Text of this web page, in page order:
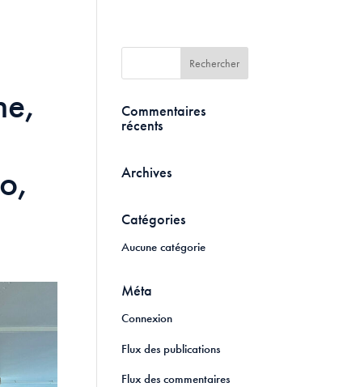
Commentaires
récents
Archives
Catégories
Aucune catégorie
Méta
Connexion
Flux des publications
Flux des commentaires